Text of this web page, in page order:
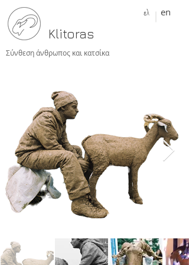
Klitoras
ελ en
Σύνθεση άνθρωπος και κατσίκα